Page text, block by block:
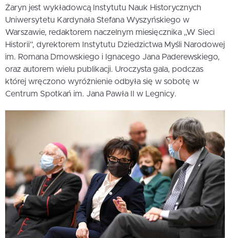
Żaryn jest wykładowcą Instytutu Nauk Historycznych
Uniwersytetu Kardynała Stefana Wyszyńskiego w
Warszawie, redaktorem naczelnym miesięcznika „W Sieci
Historii”, dyrektorem Instytutu Dziedzictwa Myśli Narodowej
im. Romana Dmowskiego i Ignacego Jana Paderewskiego,
oraz autorem wielu publikacji. Uroczysta gala, podczas
której wręczono wyróżnienie odbyła się w sobotę w
Centrum Spotkań im. Jana Pawła II w Legnicy.